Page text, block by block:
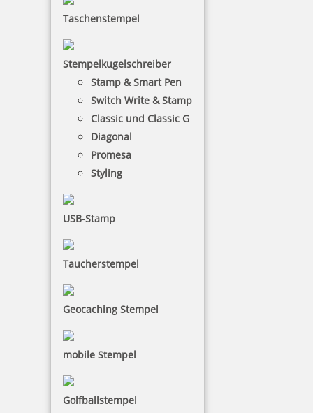
Taschenstempel
Stempelkugelschreiber
Stamp & Smart Pen
Switch Write & Stamp
Classic und Classic G
Diagonal
Promesa
Styling
USB-Stamp
Taucherstempel
Geocaching Stempel
mobile Stempel
Golfballstempel
125,90 €
109,10 €
Jetzt gestalten